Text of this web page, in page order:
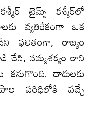
టైమ్స్ కశ్మీర్‌లో
వ్యతిరేకంగా ఒక
ఫలితంగా, రాజ్యం
చేసి, నమ్మశక్యం కాని
దాడులకు
పరిధిలోకి వచ్చే